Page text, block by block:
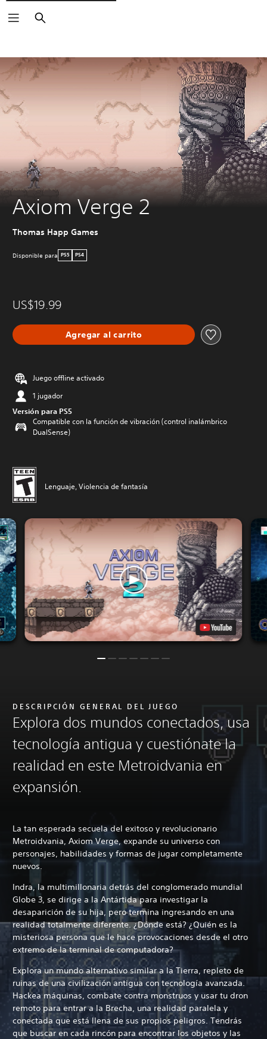
Buscar
Axiom Verge 2
Thomas Happ Games
Disponible para PS5 PS4
US$19.99
Agregar al carrito
Juego offline activado
1 jugador
Versión para PS5
Compatible con la función de vibración (control inalámbrico
DualSense)
Lenguaje, Violencia de fantasía
DESCRIPCIÓN GENERAL DEL JUEGO
Explora dos mundos conectados, usa
tecnología antigua y cuestiónate la
realidad en este Metroidvania en
expansión.
La tan esperada secuela del exitoso y revolucionario
Metroidvania, Axiom Verge, expande su universo con
personajes, habilidades y formas de jugar completamente
nuevos.
Indra, la multimillonaria detrás del conglomerado mundial
Globe 3, se dirige a la Antártida para investigar la
desaparición de su hija, pero termina ingresando en una
realidad totalmente diferente. ¿Dónde está? ¿Quién es la
misteriosa persona que le hace provocaciones desde el otro
extremo de la terminal de computadora?
Explora un mundo alternativo similar a la Tierra, repleto de
ruinas de una civilización antigua con tecnología avanzada.
Hackea máquinas, combate contra monstruos y usar tu dron
remoto para entrar a la Brecha, una realidad paralela y
conectada que está llena de sus propios peligros. Tendrás
que buscar en cada rincón para encontrar los objetos y las